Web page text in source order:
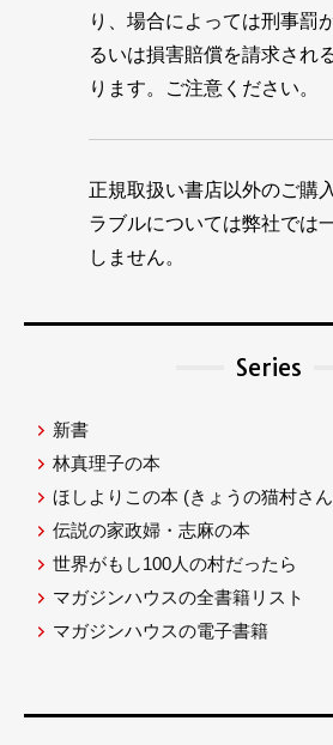
り、場合によっては刑事罰
るいは損害賠償を請求され
ります。ご注意ください。
正規取扱い書店以外のご購
ラブルについては弊社では
しません。
Series
新書
林真理子の本
ほしよりこの本 (きょうの猫村さ
伝説の家政婦・志麻の本
世界がもし100人の村だったら
マガジンハウスの全書籍リスト
マガジンハウスの電子書籍